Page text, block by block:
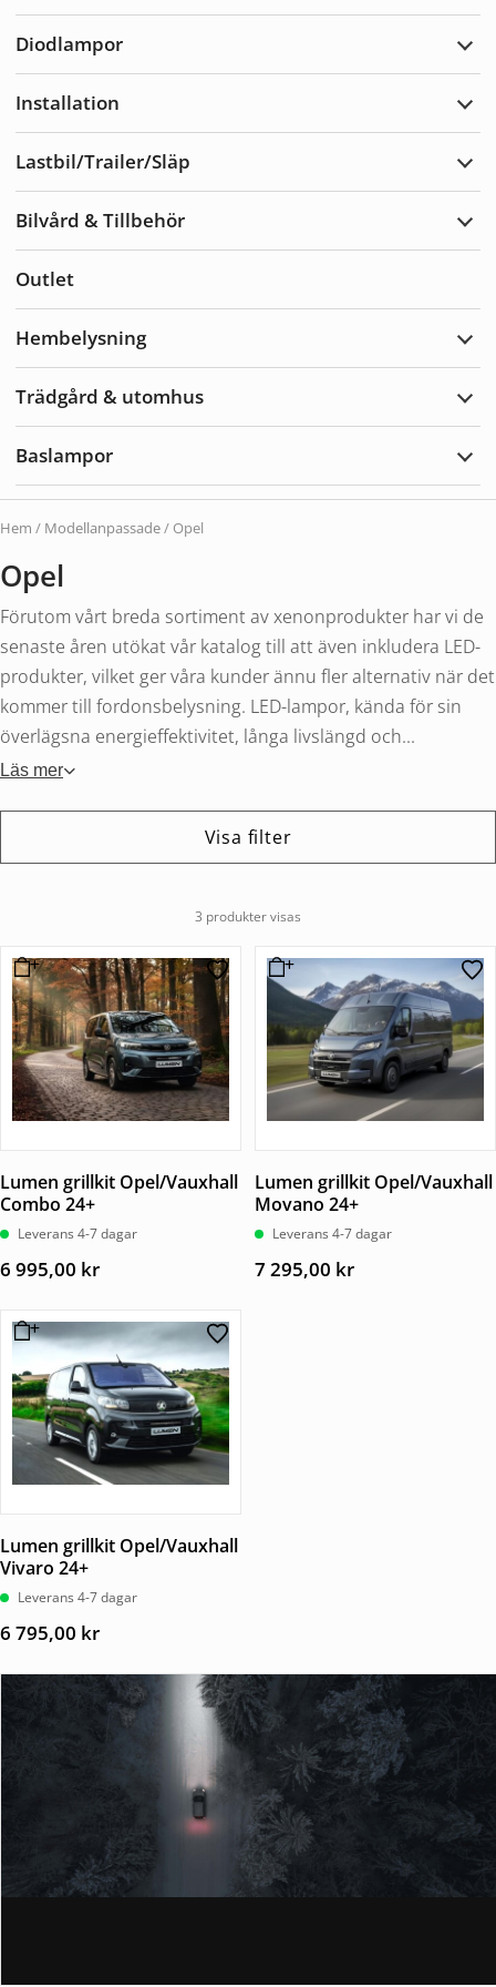
Diodlampor
Installation
Lastbil/Trailer/Släp
Bilvård & Tillbehör
Outlet
Hembelysning
Trädgård & utomhus
Baslampor
Hem / Modellanpassade/ Opel
Opel
Förutom vårt breda sortiment av xenonprodukter har vi de
senaste åren utökat vår katalog till att även inkludera LED-
produkter, vilket ger våra kunder ännu fler alternativ när det
kommer till fordonsbelysning. LED-lampor, kända för sin
överlägsna energieffektivitet, långa livslängd och...
Läs mer
Visa filter
3 produkter visas
Lumen grillkit Opel/Vauxhall
Combo 24+
Leverans 4-7 dagar
6 995,00 kr
Lumen grillkit Opel/Vauxhall
Movano 24+
Leverans 4-7 dagar
7 295,00 kr
Lumen grillkit Opel/Vauxhall
Vivaro 24+
Leverans 4-7 dagar
6 795,00 kr